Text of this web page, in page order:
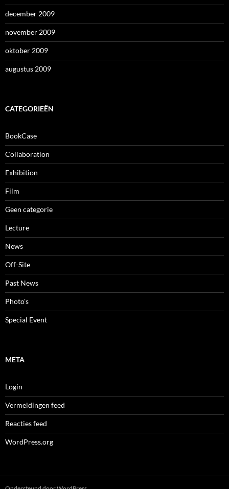
december 2009
november 2009
oktober 2009
augustus 2009
CATEGORIEËN
BookCase
Collaboration
Exhibition
Film
Geen categorie
Lecture
News
Off-Site
Past News
Photo's
Special Event
META
Login
Vermeldingen feed
Reacties feed
WordPress.org